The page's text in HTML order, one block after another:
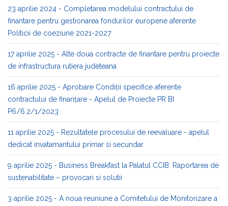
23 aprilie 2024 - Completarea modelului contractului de
finantare pentru gestionarea fondurilor europene aferente
Politicii de coeziune 2021-2027
17 aprilie 2025 - Alte doua contracte de finantare pentru proiecte
de infrastructura rutiera judeteana
16 aprilie 2025 - Aprobare Condiții specifice aferente
contractului de finanțare - Apelul de Proiecte PR BI
P6/6.2/1/2023
11 aprilie 2025 - Rezultatele procesului de reevaluare - apelul
dedicat invatamantului primar si secundar
9 aprilie 2025 - Business Breakfast la Palatul CCIB: Raportarea de
sustenabilitate – provocari si solutii
3 aprilie 2025 - A noua reuniune a Comitetului de Monitorizare a